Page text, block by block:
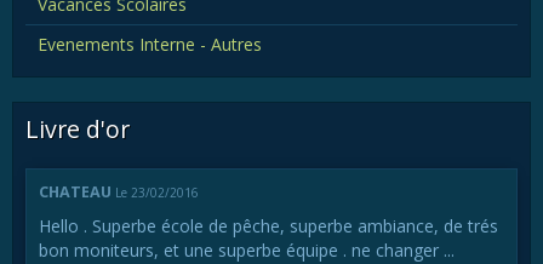
Vacances Scolaires
Evenements Interne - Autres
Livre d'or
CHATEAU Le 23/02/2016
Hello . Superbe école de pêche, superbe ambiance, de trés
bon moniteurs, et une superbe équipe . ne changer ...